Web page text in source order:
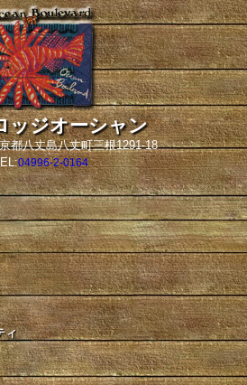
ッジオーシャン
都八丈島八丈町三根1291-18
04996-2-0164
ィ